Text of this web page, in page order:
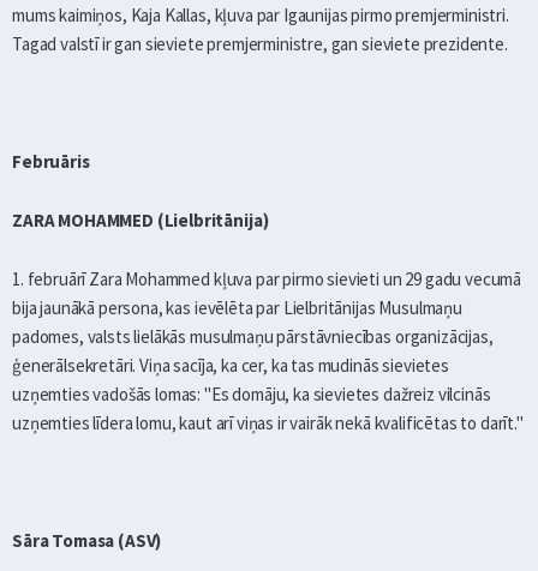
mums kaimiņos, Kaja Kallas, kļuva par Igaunijas pirmo premjerministri.
Tagad valstī ir gan sieviete premjerministre, gan sieviete prezidente.
Februāris
ZARA MOHAMMED (Lielbritānija)
1. februārī Zara Mohammed kļuva par pirmo sievieti un 29 gadu vecumā
bija jaunākā persona, kas ievēlēta par Lielbritānijas Musulmaņu
padomes, valsts lielākās musulmaņu pārstāvniecības organizācijas,
ģenerālsekretāri. Viņa sacīja, ka cer, ka tas mudinās sievietes
uzņemties vadošās lomas: "Es domāju, ka sievietes dažreiz vilcinās
uzņemties līdera lomu, kaut arī viņas ir vairāk nekā kvalificētas to darīt."
Sāra Tomasa (ASV)